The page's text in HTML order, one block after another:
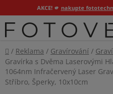
AKCE! 🫵 nakupte
Přejít
na
Domů
/ Reklama / Gravírování /
Gravírka s Dvěma Laserovými
1064nm Infračervený Laser
Stříbro, Šperky, 10x10cm